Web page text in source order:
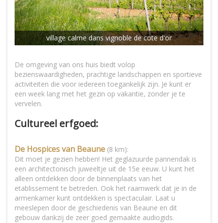
village calme dans vignoble de cote d'or
De omgeving van ons huis biedt volop
bezienswaardigheden, prachtige landschappen en sportieve
activiteiten die voor iedereen toegankelijk zijn. Je kunt er
een week lang met het gezin op vakantie, zonder je te
vervelen.
Cultureel erfgoed:
De Hospices van Beaune (8 km):
Dit moet je gezien hebben! Het geglazuurde pannendak is
een architectonisch juweeltje uit de 15e eeuw. U kunt het
alleen ontdekken door de binnenplaats van het
etablissement te betreden. Ook het raamwerk dat je in de
armenkamer kunt ontdekken is spectaculair. Laat u
meeslepen door de geschiedenis van Beaune en dit
gebouw dankzij de zeer goed gemaakte audiogids.